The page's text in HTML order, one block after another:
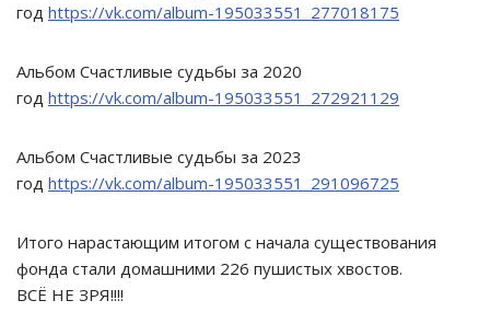
год https://vk.com/album-195033551_277018175
Альбом Счастливые судьбы за 2020
год https://vk.com/album-195033551_272921129
Альбом Счастливые судьбы за 2023
год https://vk.com/album-195033551_291096725
Итого нарастающим итогом с начала существования
фонда стали домашними 226 пушистых хвостов.
ВСЁ НЕ ЗРЯ!!!!